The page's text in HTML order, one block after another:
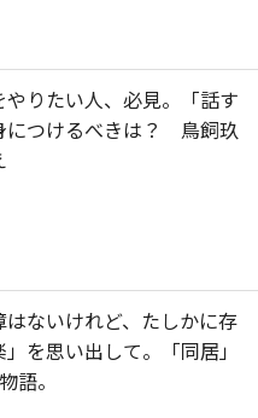
りたい人、必見。「話す
につけるべきは？ 鳥飼玖
はないけれど、たしかに存
を思い出して。「同居」
語。